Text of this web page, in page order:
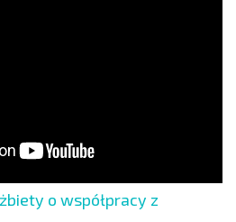
o współpracy z